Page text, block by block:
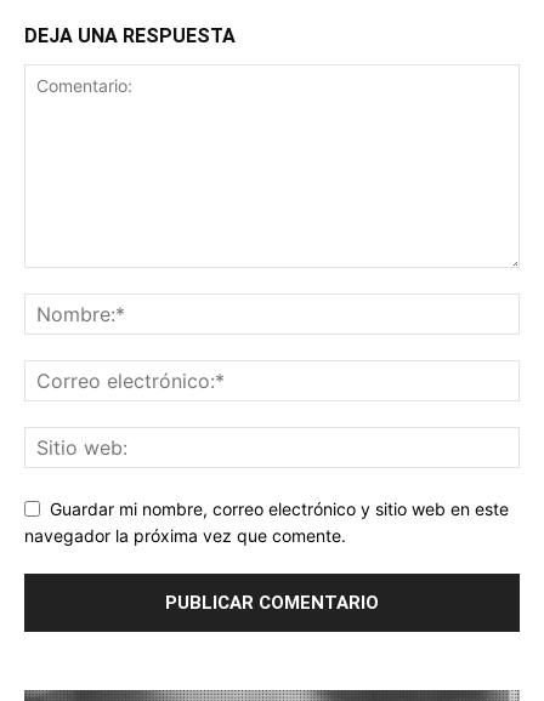
DEJA UNA RESPUESTA
Guardar mi nombre, correo electrónico y sitio web en este
navegador la próxima vez que comente.